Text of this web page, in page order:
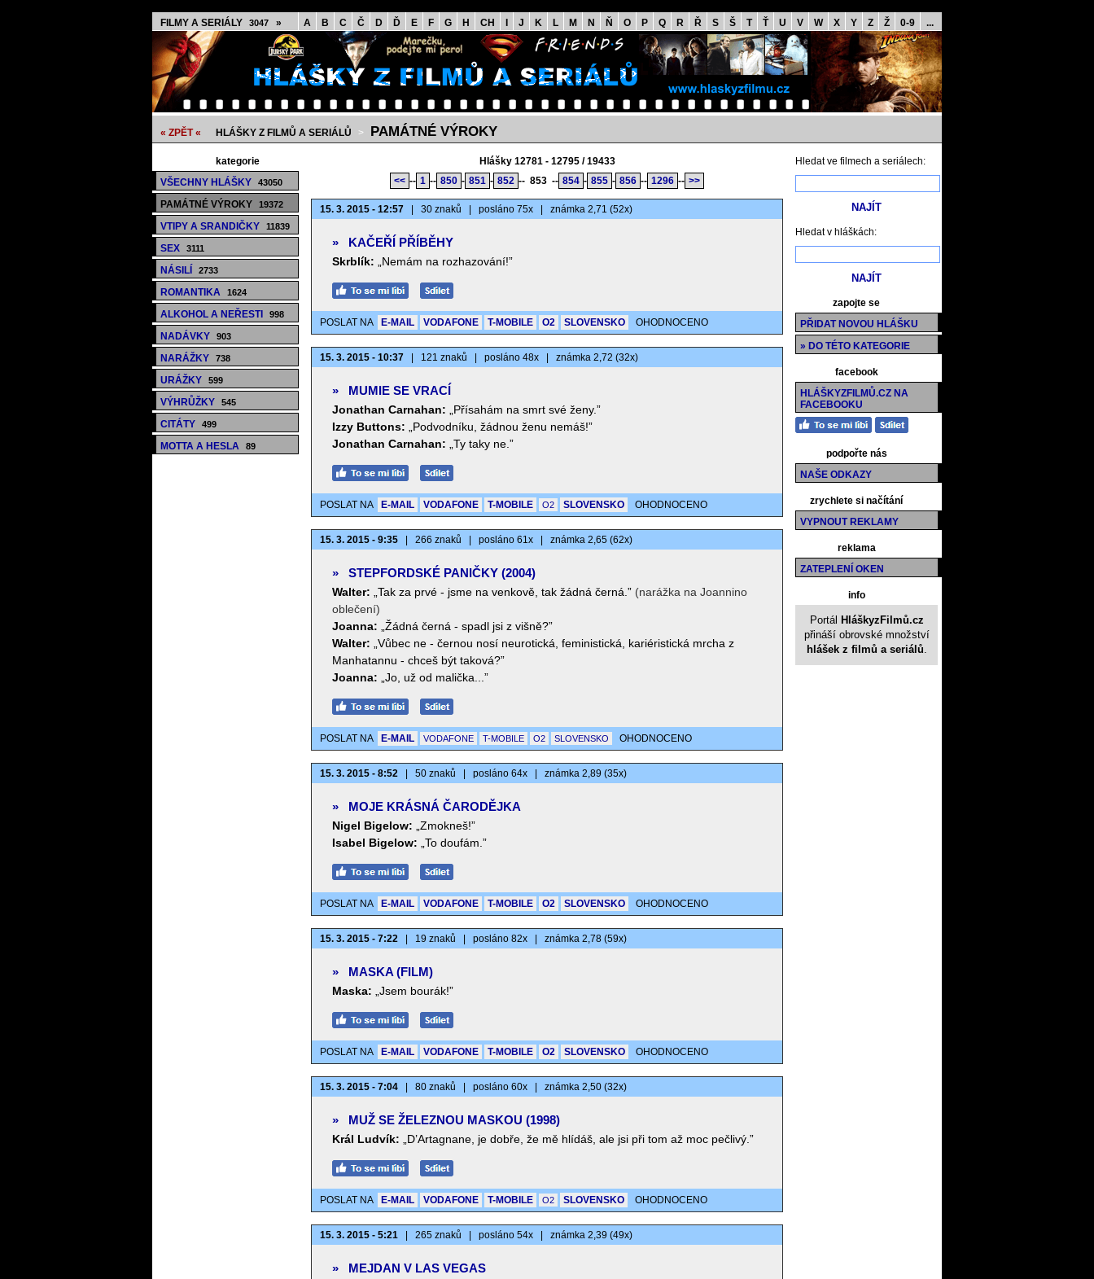
FILMY A SERIÁLY 3047 » A B C Č D Ď E F G H CH J K L M N Ň O P Q R Ř S Š T Ť U V W X Y Z Ž 0-9 ...
« ZPĚT « HLÁŠKY Z FILMŮ A SERIÁLŮ > PAMÁTNÉ VÝROKY
kategorie
VŠECHNY HLÁŠKY
43050
PAMÁTNÉ VÝROKY 19372
VTIPY A SRANDIČKY 11839
SEX 3111
NÁSILÍ 2733
ROMANTIKA 1624
ALKOHOL A NEŘESTI 998
NADÁVKY 903
NARÁŽKY 738
URÁŽKY 599
VÝHRŮŽKY 545
CITÁTY 499
MOTTA A HESLA 89
Hlášky 12781 - 12795 / 19433
<< -- 1 -- 850 - 851 - 852 -- 853 -- 854 - 855 - 856 -- 1296 -- >>
15. 3. 2015 - 12:57 30 znaků posláno 75x známka 2,71 (52x)
» KAČEŘÍ PŘÍBĚHY
Skrblík: „Nemám na rozhazování!”
POSLAT NA E-MAIL VODAFONE T-MOBILE O2 SLOVENSKO OHODNOCENO
15. 3. 2015 - 10:37 121 znaků posláno 48x známka 2,72 (32x)
» MUMIE SE VRACÍ
Jonathan Carnahan:
„Přísahám na smrt své ženy.”
Izzy Buttons:
„Podvodníku, žádnou ženu nemáš!”
Jonathan Carnahan:
„Ty taky ne.”
POSLAT NA E-MAIL VODAFONE T-MOBILE O2 SLOVENSKO OHODNOCENO
15. 3. 2015 - 9:35 266 znaků posláno 61x známka 2,65 (62x)
» STEPFORDSKÉ PANIČKY (2004)
Walter: „Tak za prvé - jsme na venkově, tak žádná černá.” (narážka na Joannino
oblečení)
Joanna:
„Žádná černá - spadl jsi z višně?”
Walter:
„Vůbec ne - černou nosí neurotická, feministická, kariéristická mrcha z
Manhatannu - chceš být taková?”
Joanna:
„Jo, už od malička...”
POSLAT NA E-MAIL VODAFONE T-MOBILE O2 SLOVENSKO OHODNOCENO
15. 3. 2015 - 8:52 50 znaků posláno 64x známka 2,89 (35x)
» MOJE KRÁSNÁ ČARODĚJKA
Nigel Bigelow:
„Zmokneš!”
Isabel Bigelow:
„To doufám.”
POSLAT NA E-MAIL VODAFONE T-MOBILE O2 SLOVENSKO OHODNOCENO
15. 3. 2015 - 7:22 19 znaků posláno 82x známka 2,78 (59x)
» MASKA (FILM)
Maska: „Jsem bourák!”
POSLAT NA E-MAIL VODAFONE T-MOBILE O2 SLOVENSKO OHODNOCENO
15. 3. 2015 - 7:04 80 znaků posláno 60x známka 2,50 (32x)
» MUŽ SE ŽELEZNOU MASKOU (1998)
Král Ludvík: „D’Artagnane, je dobře, že mě hlídáš, ale jsi při tom až moc pečlivý.”
POSLAT NA E-MAIL VODAFONE T-MOBILE O2 SLOVENSKO OHODNOCENO
15. 3. 2015 - 5:21 265 znaků posláno 54x známka 2,39 (49x)
» MEJDAN V LAS VEGAS
Hledat ve filmech a seriálech:
Hledat v hláškách:
zapojte se
PŘIDAT NOVOU HLÁŠKU
» DO TÉTO KATEGORIE
facebook
HLÁŠKYZFILMŮ.CZ NA
FACEBOOKU
podpořte nás
NAŠE ODKAZY
zrychlete si načítání
VYPNOUT REKLAMY
reklama
ZATEPLENÍ OKEN
info
Portál HláškyzFilmů.cz
přináší obrovské množství
hlášek z filmů a seriálů.